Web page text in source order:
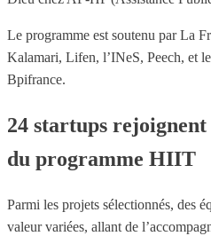
Le programme est soutenu par La
Kalamari, Lifen, l’INeS, Peech, et
Bpifrance.
24 startups
du programme HIIT
Parmi les projets sélectionnés, des
valeur variées, allant de